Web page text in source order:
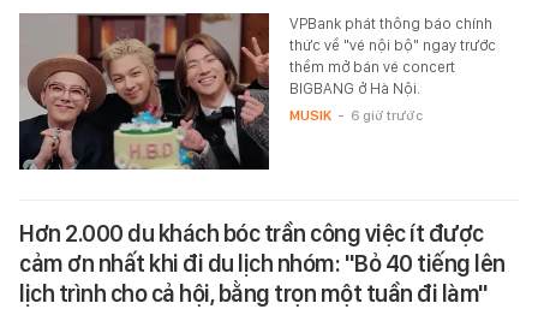
VPBank phát thông báo chính
thức về "vé nội bộ" ngay trước
thềm mở bán vé concert
BIGBANG ở Hà Nội.
MUSIK - 6 giờ trước
Hơn 2.000 du khách bóc trần công việc ít được
cảm ơn nhất khi đi du lịch nhóm: "Bỏ 40 tiếng lên
lịch trình cho cả hội, bằng trọn một tuần đi làm"